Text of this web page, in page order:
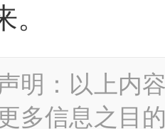
明：以上内
多信息之目